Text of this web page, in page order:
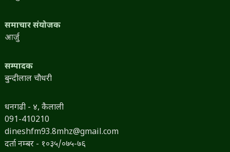
समाचार संयोजक
आर्जु
सम्पादक
बुन्दीलाल चौधरी
धनगढी - ४, कैलाली
091-410210
dineshfm93.8mhz@gmail.com
दर्ता नम्बर - १०३५/०७५-७६